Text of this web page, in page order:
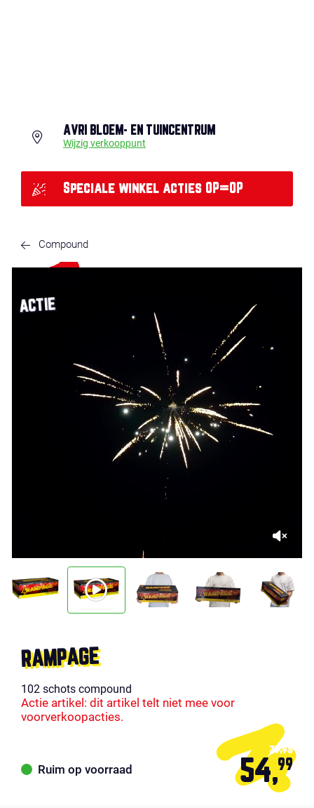
AVRI BLOEM- EN TUINCENTRUM
Wijzig verkooppunt
Speciale winkel acties OP=OP
Compound
ACTIE
RAMPAGE
102 schots compound
Actie artikel: dit artikel telt niet mee voor
voorverkoopacties.
Ruim op voorraad
79,95
54,99